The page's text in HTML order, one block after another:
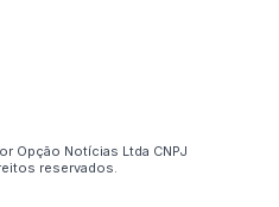
Opção Notícias Ltda CNPJ
reservados.